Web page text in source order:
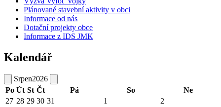
Plánované stavební aktivity v obci
Informace od nás
Dotační projekty obce
Informace z IDS JMK
Kalendář
Srpen2026
Po Út St Čt Pá So
Ne
27 28 29 30 31 1 2